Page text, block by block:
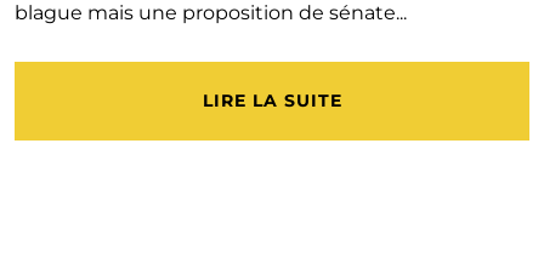
blague mais une proposition de sénate...
LIRE LA SUITE